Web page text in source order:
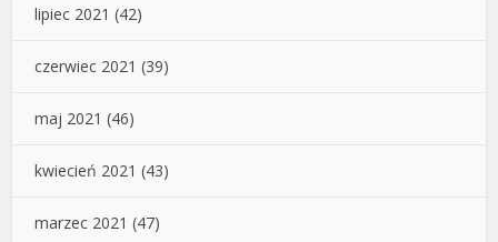
lipiec 2021 (42)
czerwiec 2021 (39)
maj 2021 (46)
kwiecień 2021 (43)
marzec 2021 (47)